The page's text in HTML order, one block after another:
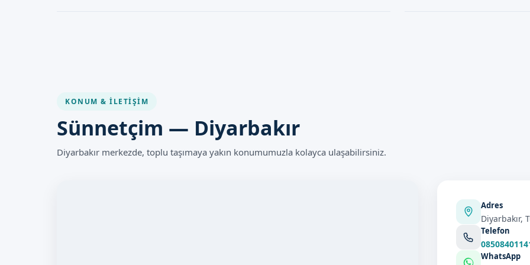
KONUM & İLETIŞIM
Sünnetçim — Diyarbakır
Diyarbakır merkezde, toplu taşımaya yakın konumumuzla kolayca ulaşabilirsiniz.
Adres
Diyarbakır,
Telefon
WhatsApp